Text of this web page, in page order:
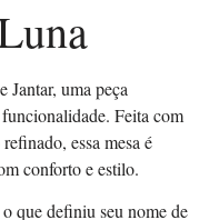
Jantar, uma peça
Feita com
essa mesa é
conforto e estilo.
que definiu seu nome de